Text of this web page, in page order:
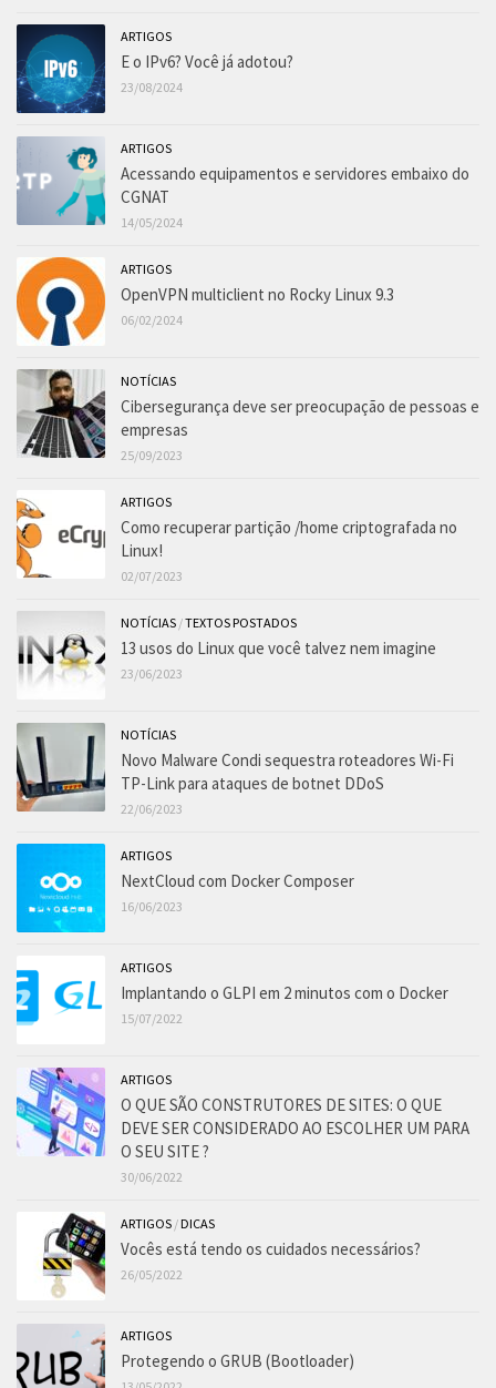
ARTIGOS
E o IPv6? Você já adotou?
23/08/2024
ARTIGOS
Acessando equipamentos e servidores embaixo do
CGNAT
14/05/2024
ARTIGOS
OpenVPN multiclient no Rocky Linux 9.3
06/02/2024
NOTÍCIAS
Cibersegurança deve ser preocupação de pessoas e
empresas
25/09/2023
ARTIGOS
Como recuperar partição /home criptografada no
Linux!
02/07/2023
NOTÍCIAS /TEXTOS POSTADOS
13 usos do Linux que você talvez nem imagine
23/06/2023
NOTÍCIAS
Novo Malware Condi sequestra roteadores Wi-Fi
TP-Link para ataques de botnet DDoS
22/06/2023
ARTIGOS
NextCloud com Docker Composer
16/06/2023
ARTIGOS
Implantando o GLPI em 2 minutos com o Docker
15/07/2022
ARTIGOS
O QUE SÃO CONSTRUTORES DE SITES: O QUE
DEVE SER CONSIDERADO AO ESCOLHER UM PARA
O SEU SITE ?
30/06/2022
ARTIGOS /DICAS
Vocês está tendo os cuidados necessários?
26/05/2022
ARTIGOS
Protegendo o GRUB (Bootloader)